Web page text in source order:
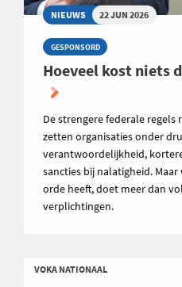
NIEUWS 22 JUN 2026
GESPONSORD
Hoeveel kost niets
De strengere federale
zetten organisaties onder
verantwoordelijkheid,
sancties bij nalatigheid.
orde heeft, doet meer dan
verplichtingen.
VOKA NATIONAAL